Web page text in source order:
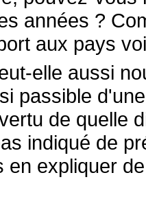
années ?
aux pays
elle aussi
passible
de quelle
indiqué de
en expliquer